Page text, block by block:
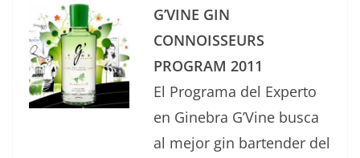
G’VINE GIN
CONNOISSEURS
PROGRAM 2011
El Programa del Experto
en Ginebra G’Vine busca
al mejor gin bartender del